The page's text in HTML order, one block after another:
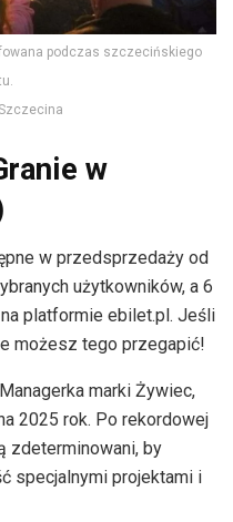
podczas szczecińskiego
w
w przedsprzedaży od
użytkowników, a 6
platformie ebilet.pl. Jeśli
możesz tego przegapić!
marki Żywiec,
2025 rok. Po rekordowej
zdeterminowani, by
specjalnymi projektami i